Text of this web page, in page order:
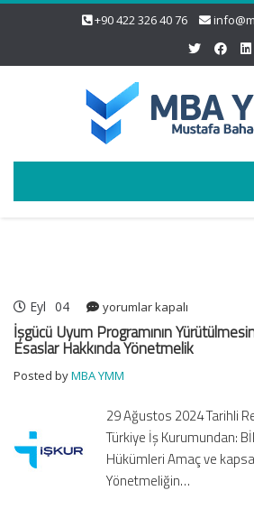
+90 422 326 40 76
Eyl 04
İşgücü
Uyum
Programının
İlişkin
ve
Esaslar
Hakkında
Yönetmelik
yorumlar kapalı
İşgücü Uyum Programının
Esaslar Hakkında Yönetmelik
Posted byMBA YMM
29 Ağustos 2024 Tarihli
Türkiye İş Kurumundan:
Hükümleri Amaç ve
Yönetmeliğin…